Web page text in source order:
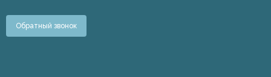
Обратный звонок